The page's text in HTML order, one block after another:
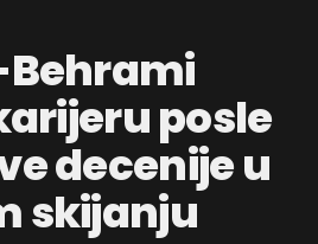
Behrami
posle
decenije u
skijanju